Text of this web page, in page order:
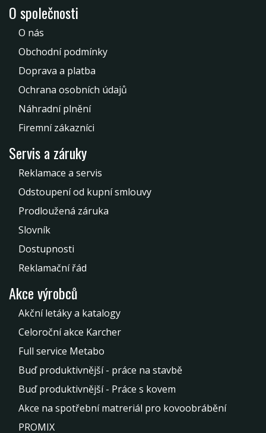
O společnosti
O nás
Obchodní podmínky
Doprava a platba
Ochrana osobních údajů
Náhradní plnění
Firemní zákazníci
Servis a záruky
Reklamace a servis
Odstoupení od kupní smlouvy
Prodloužená záruka
Slovník
Dostupnosti
Reklamační řád
Akce výrobců
Akční letáky a katalogy
Celoroční akce Karcher
Full service Metabo
Buď produktivnější - práce na stavbě
Buď produktivnější - Práce s kovem
Akce na spotřební matreriál pro kovoobrábění
PROMIX